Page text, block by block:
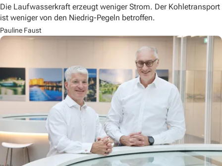
Die Laufwasserkraft erzeugt weniger Strom. Der Kohletransport
ist weniger von den Niedrig-Pegeln betroffen.
Pauline Faust